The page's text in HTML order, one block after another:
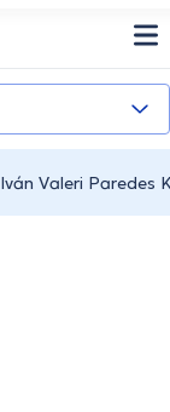
Iván Valeri Paredes